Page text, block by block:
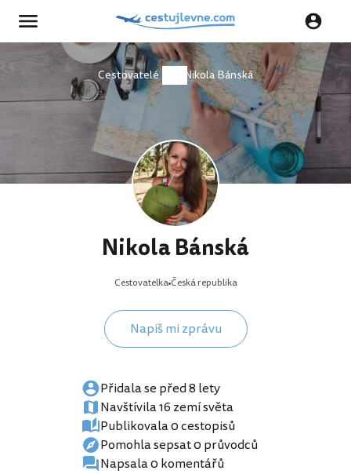
Cestovatelé Nikola Bánská
Nikola Bánská
CestovatelkaČeská republika
Napiš mi zprávu
Přidala se před 8 lety
Navštívila 16 zemí světa
Publikovala 0 cestopisů
Pomohla sepsat 0 průvodců
Napsala 0 komentářů